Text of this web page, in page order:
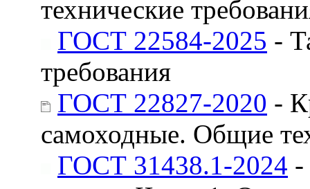
технические
ГОСТ 22584-2025 -
требования
ГОСТ 22827-2020 -
самоходные. Общие
ГОСТ 31438.1-2024 -